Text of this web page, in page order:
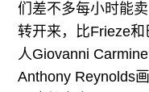
们差不多每小时能
转开来，比Frieze
人Giovanni
Anthony Reynolds